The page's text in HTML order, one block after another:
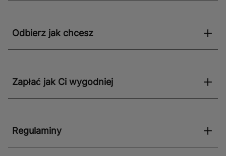
Odbierz jak chcesz
Zapłać jak Ci wygodniej
Regulaminy